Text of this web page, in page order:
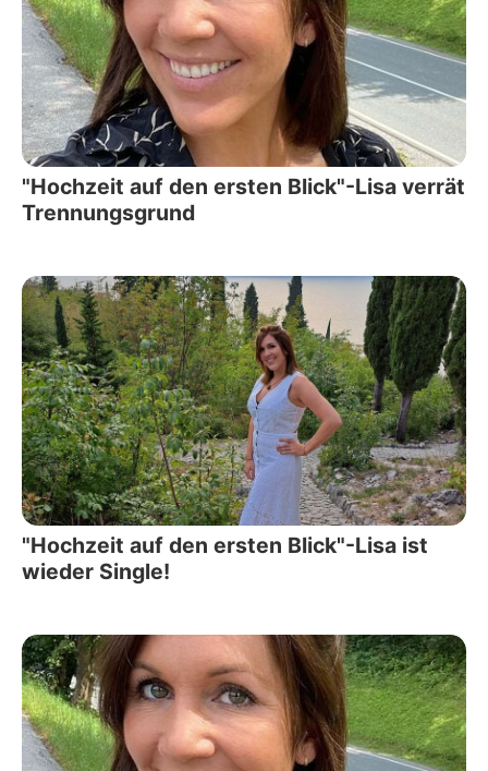
"Hochzeit auf den ersten Blick"-Lisa verrät
Trennungsgrund
"Hochzeit auf den ersten Blick"-Lisa ist
wieder Single!